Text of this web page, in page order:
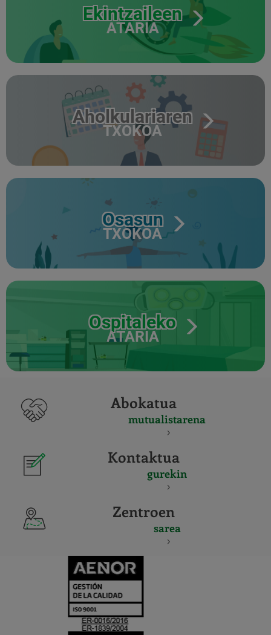
Ekintzaileen
ATARIA
Aholkulariaren
TXOKOA
Osasun
TXOKOA
Ospitaleko
ATARIA
Abokatua
mutualistarena
Kontaktua
gurekin
Zentroen
sarea